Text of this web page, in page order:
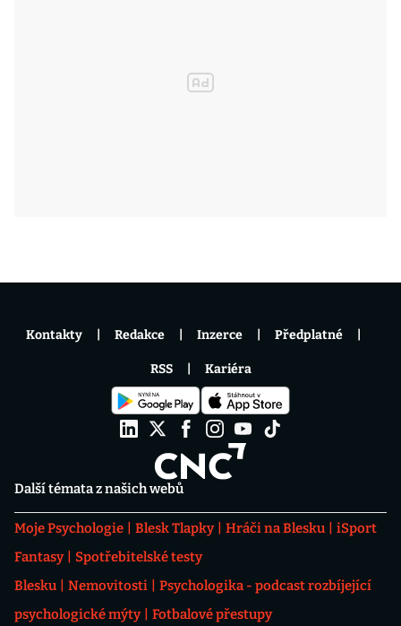
Další témata z našich webů
Moje Psychologie Blesk Tlapky Hráči na Blesku
iSport
Fantasy
Spotřebitelské testy
Blesku
Nemovitosti
Psychologika - podcast rozbíjející
psychologické mýty
Fotbalové přestupy
Kontakty Redakce Inzerce Předplatné
RSS Kariéra